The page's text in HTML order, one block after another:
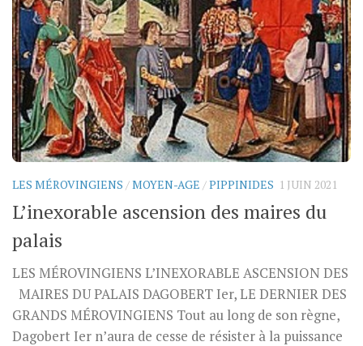
LES MÉROVINGIENS /MOYEN-AGE /PIPPINIDES 1 JUIN 2021
L’inexorable ascension des maires du
palais
LES MÉROVINGIENS L’INEXORABLE ASCENSION DES
MAIRES DU PALAIS DAGOBERT Ier, LE DERNIER DES
GRANDS MÉROVINGIENS Tout au long de son règne,
Dagobert Ier n’aura de cesse de résister à la puissance